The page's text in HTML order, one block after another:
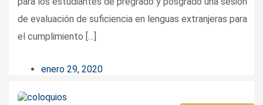
de evaluación de suficiencia en lenguas extranjeras para
el cumplimiento […]
enero 29, 2020